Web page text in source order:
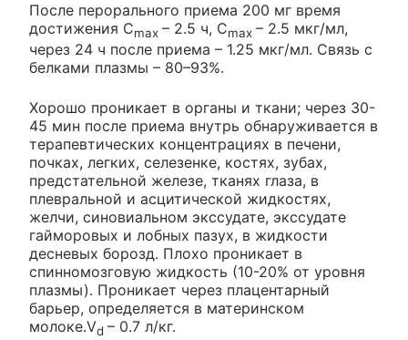
После перорального приема 200 мг время
достижения Cmax – 2.5 ч, Cmax – 2.5 мкг/мл,
через 24 ч после приема – 1.25 мкг/мл. Связь с
белками плазмы – 80–93%.
Хорошо проникает в органы и ткани; через 30-
45 мин после приема внутрь обнаруживается в
терапевтических концентрациях в печени,
почках, легких, селезенке, костях, зубах,
предстательной железе, тканях глаза, в
плевральной и асцитической жидкостях,
желчи, синовиальном экссудате, экссудате
гайморовых и лобных пазух, в жидкости
десневых борозд. Плохо проникает в
спинномозговую жидкость (10-20% от уровня
плазмы). Проникает через плацентарный
барьер, определяется в материнском
молоке.Vd – 0.7 л/кг.